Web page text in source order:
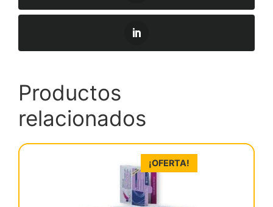
Productos
relacionados
¡OFERTA!